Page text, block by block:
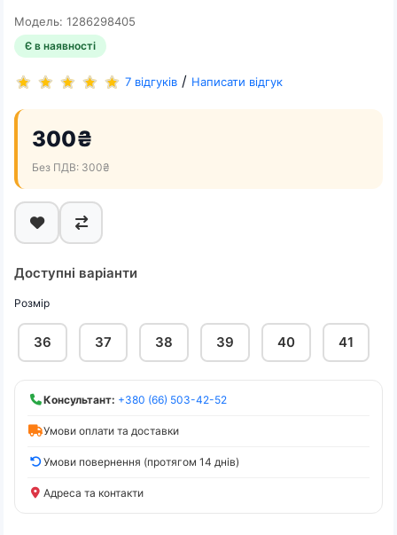
Модель: 1286298405
Є в наявності
7 відгуків / Написати відгук
300₴
Без ПДВ: 300₴
Доступні варіанти
Розмір
36 37 38 39 40 41
Консультант: +380 (66) 503-42-52
Умови оплати та доставки
Умови повернення (протягом 14 днів)
Адреса та контакти